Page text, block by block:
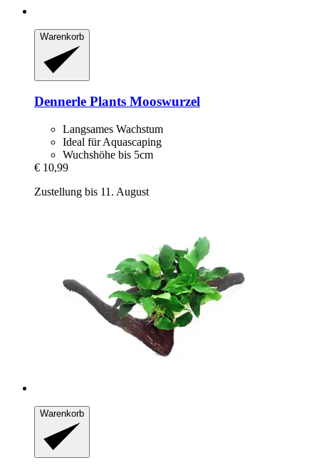
Warenkorb
Dennerle Plants Mooswurzel
Langsames Wachstum
Ideal für Aquascaping
Wuchshöhe bis 5cm
€ 10,99
Zustellung bis 11. August
Warenkorb